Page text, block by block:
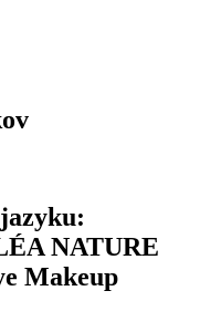
NATURE
Makeup